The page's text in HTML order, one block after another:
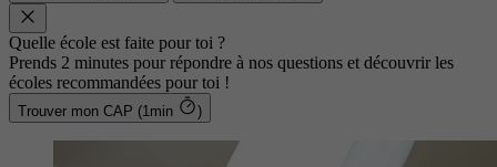
Quelle école est faite pour toi ?
Prends 2 minutes pour répondre à nos questions et découvrir les
écoles recommandées pour toi !
Trouver mon CAP (1min )